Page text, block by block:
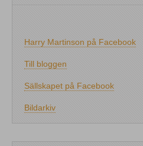
Harry Martinson på Facebook
Till bloggen
Sällskapet på Facebook
Bildarkiv